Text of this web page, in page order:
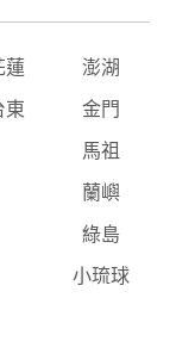
蓮 澎湖
東 金門
馬祖
蘭嶼
綠島
小琉球